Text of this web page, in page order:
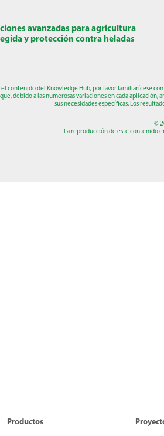
avanzadas para agricultura
y protección contra heladas
contenido del Knowledge Hub, por favor familiarícese
debido a las numerosas variaciones en cada
sus necesidades específicas. Los
©
La reproducción de este contenido
Productos